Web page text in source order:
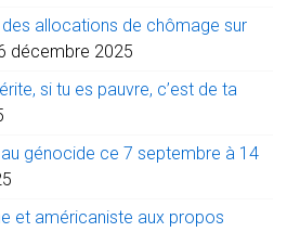
allocations de chômage sur
décembre 2025
si tu es pauvre, c’est de ta
génocide ce 7 septembre à 14
et américaniste aux propos